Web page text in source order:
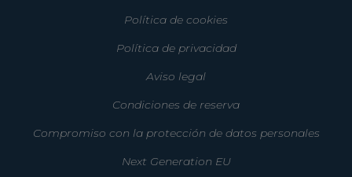
Política de cookies
Política de privacidad
Aviso legal
Condiciones de reserva
Compromiso con la protección de datos personales
Next Generation EU